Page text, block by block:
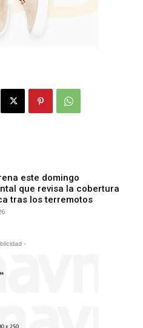
este domingo
que revisa la cobertura
tras los terremotos
-